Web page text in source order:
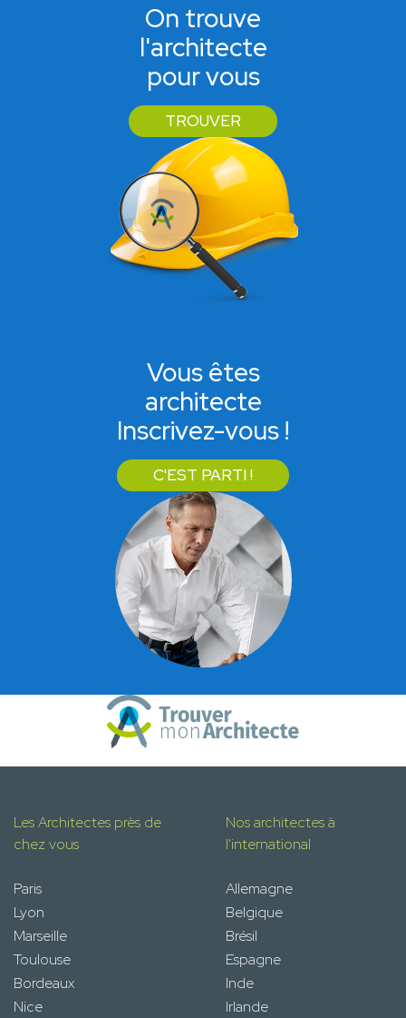
On trouve
l'architecte
pour vous
TROUVER
Vous êtes
architecte
Inscrivez-vous !
C'EST PARTI !
Les Architectes près de
chez vous
Paris
Lyon
Marseille
Toulouse
Bordeaux
Nice
Nos architectes à
l'international
Allemagne
Belgique
Brésil
Espagne
Inde
Irlande